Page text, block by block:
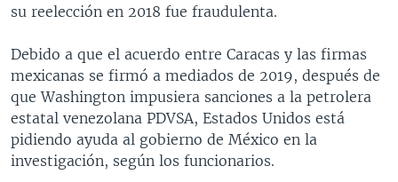
su reelección en 2018 fue fraudulenta.
Debido a que el acuerdo entre Caracas y las firmas
mexicanas se firmó a mediados de 2019, después de
que Washington impusiera sanciones a la petrolera
estatal venezolana PDVSA, Estados Unidos está
pidiendo ayuda al gobierno de México en la
investigación, según los funcionarios.